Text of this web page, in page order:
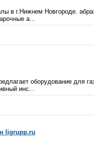
в г.Нижнем Новгороде.
а...
оборудование для
инс...
ligrupp.ru